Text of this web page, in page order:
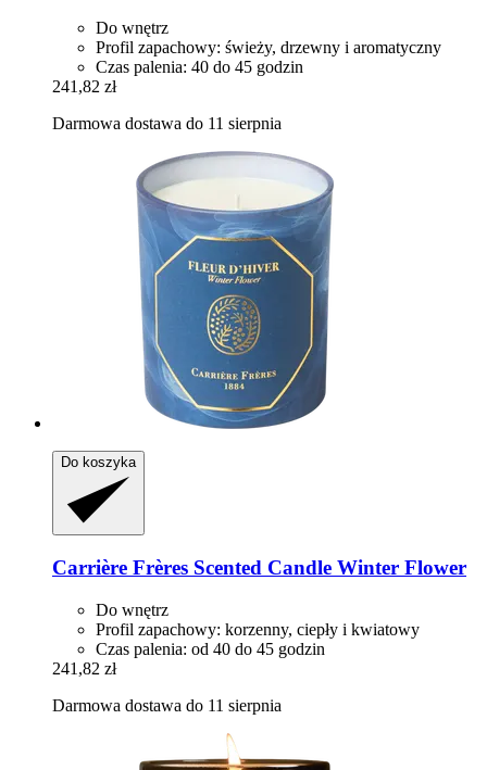
Do wnętrz
Profil zapachowy: świeży, drzewny i aromatyczny
Czas palenia: 40 do 45 godzin
241,82 zł
Darmowa dostawa do 11 sierpnia
Do koszyka
Carrière Frères Scented Candle Winter Flower
Do wnętrz
Profil zapachowy: korzenny, ciepły i kwiatowy
Czas palenia: od 40 do 45 godzin
241,82 zł
Darmowa dostawa do 11 sierpnia